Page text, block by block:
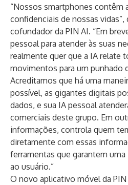
“Nossos smartphones contêm
confidenciais de nossas vidas”,
cofundador da PIN AI. “Em
pessoal para atender às suas
realmente quer que a IA relate
movimentos para um punhado
Acreditamos que há uma
possível, as gigantes digitais
dados, e sua IA pessoal
comerciais deste grupo. Em
informações, controla quem
diretamente com essas
ferramentas que garantem
ao usuário.”
O novo aplicativo móvel da